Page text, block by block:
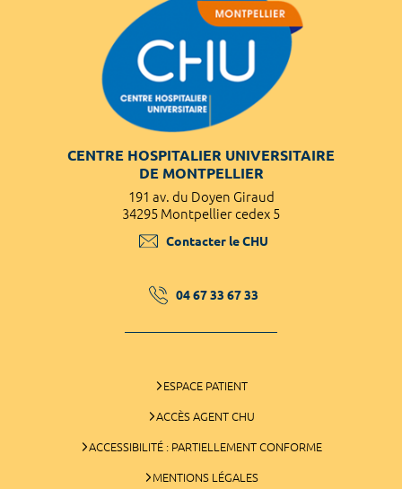
CENTRE HOSPITALIER UNIVERSITAIRE
DE MONTPELLIER
191 av. du Doyen Giraud
34295 Montpellier cedex 5
Contacter le CHU
04 67 33 67 33
ESPACE PATIENT
ACCÈS AGENT CHU
ACCESSIBILITÉ : PARTIELLEMENT CONFORME
MENTIONS LÉGALES